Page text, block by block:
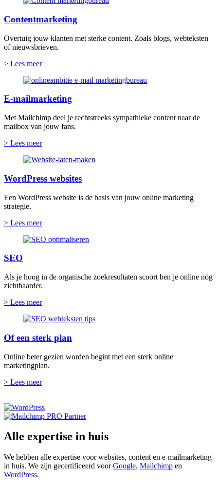
Contentmarketing
Overtuig jouw klanten met sterke content. Zoals blogs, webteksten
of nieuwsbrieven.
> Lees meer
E-mailmarketing
Met Mailchimp deel je rechtstreeks sympathieke content naar de
mailbox van jouw fans.
> Lees meer
WordPress websites
Een WordPress website is de basis van jouw online marketing
strategie.
> Lees meer
SEO
Als je hoog in de organische zoekresultaten scoort ben je online nóg
zichtbaarder.
> Lees meer
Of een sterk plan
Online beter gezien worden begint met een sterk online
marketingplan.
> Lees meer
Alle expertise in huis
We hebben alle expertise voor websites, content en e-mailmarketing
in huis. We zijn gecertificeerd voorGoogle, Mailchimp en
WordPress.